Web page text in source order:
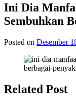
Ini Dia
Sembuhkan
Posted on Desember
Related Post